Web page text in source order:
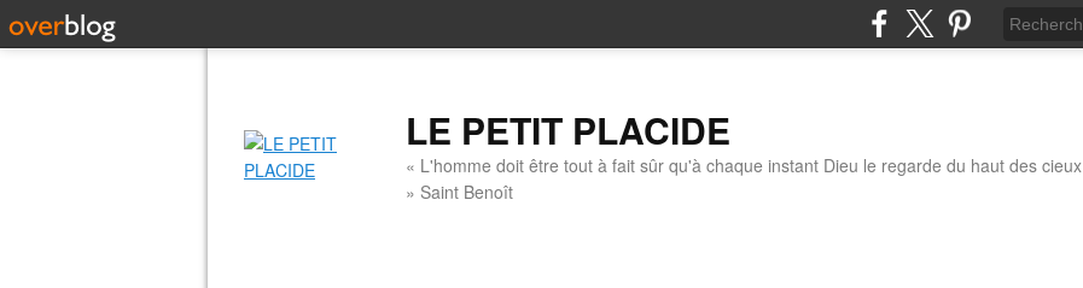
LE PETIT PLACIDE
« L'homme doit être tout à fait sûr qu'à chaque instant Dieu le regarde du haut des cieux
» Saint Benoît